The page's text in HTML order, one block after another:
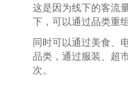
这是因为线下的客流
下，可以通过品类重
同时可以通过美食、
品类，通过服装、超
次。